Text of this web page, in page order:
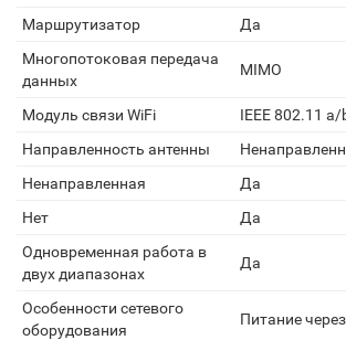
Маршрутизатор
Да
Многопотоковая передача
данных
MIMO
Модуль связи WiFi
IEEE 802.11
Направленность антенны
Ненаправленная
Да
Нет
Да
Одновременная работа в
двух диапазонах
Да
Особенности сетевого
оборудования
Питание